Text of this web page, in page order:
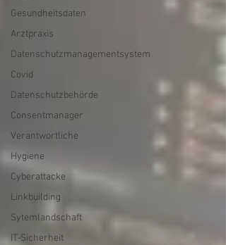
Gesundheitsdaten
Arztpraxis
Datenschutzmanagementsystem
Covid
Datenschutzbehörde
Consentmanager
Verantwortliche
Hygiene
Cyberattacke
Linkbuilding
Sytemlandschaft
IT-Sicherheit